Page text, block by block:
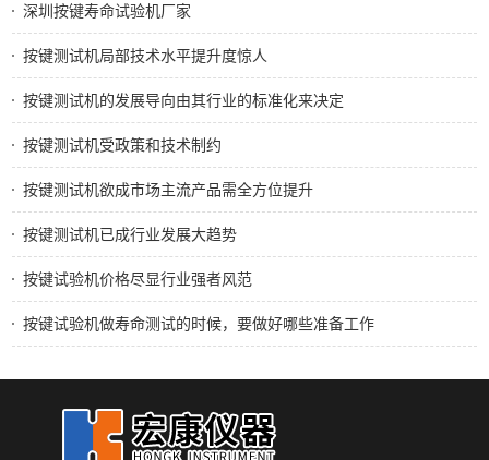
深圳按键寿命试验机厂家
按键测试机局部技术水平提升度惊人
按键测试机的发展导向由其行业的标准化来决定
按键测试机受政策和技术制约
按键测试机欲成市场主流产品需全方位提升
按键测试机已成行业发展大趋势
按键试验机价格尽显行业强者风范
按键试验机做寿命测试的时候，要做好哪些准备工作